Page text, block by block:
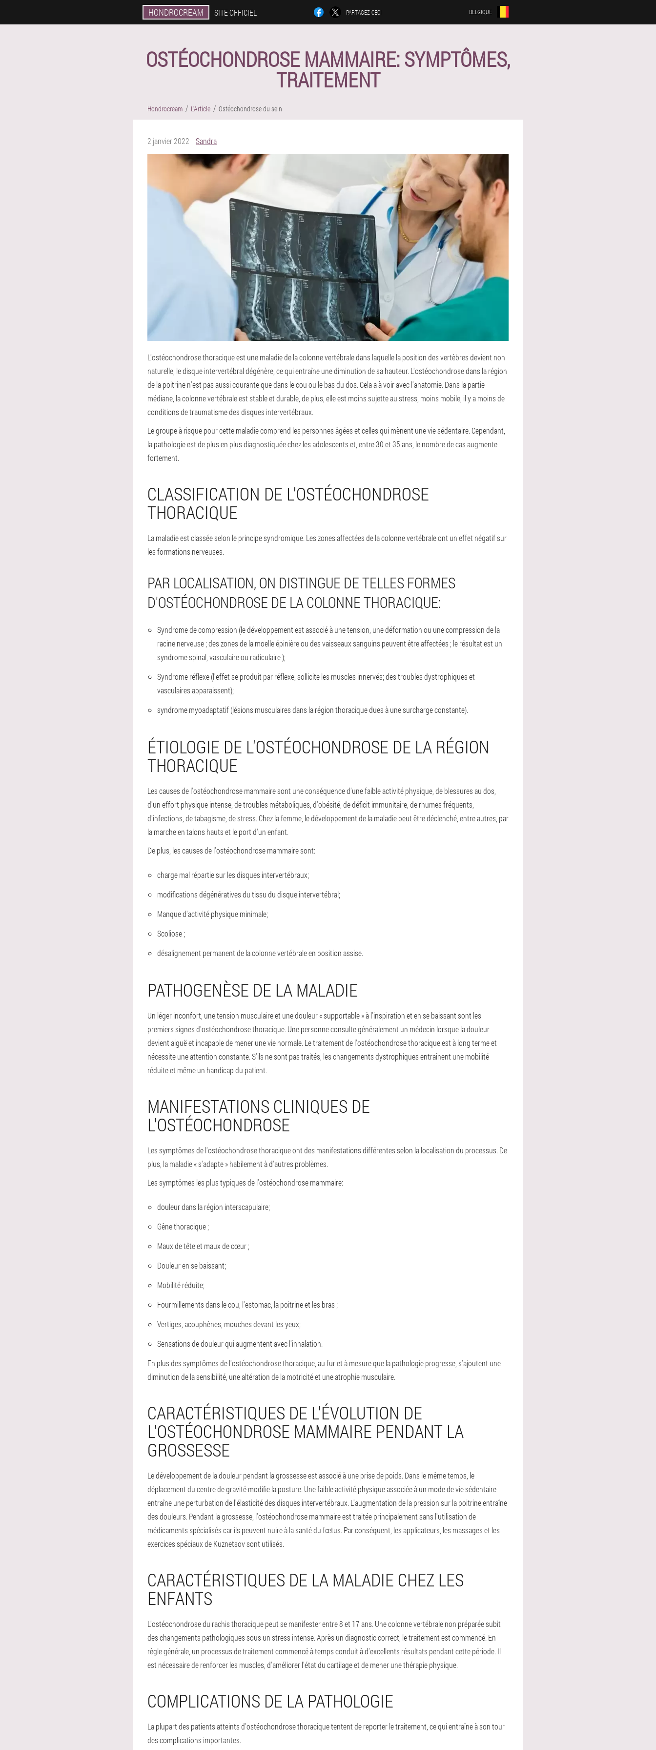
HONDROCREAM SITE OFFICIEL PARTAGEZ CECI BELGIQUE
OSTÉOCHONDROSE MAMMAIRE: SYMPTÔMES,
TRAITEMENT
Hondrocream L'Article Ostéochondrose du sein
2 janvier 2022 Sandra
L'ostéochondrose thoracique est une maladie de la colonne vertébrale dans laquelle la position des vertèbres devient non
naturelle, le disque intervertébral dégénère, ce qui entraîne une diminution de sa hauteur. L'ostéochondrose dans la région
de la poitrine n'est pas aussi courante que dans le cou ou le bas du dos. Cela a à voir avec l'anatomie. Dans la partie
médiane, la colonne vertébrale est stable et durable, de plus, elle est moins sujette au stress, moins mobile, il y a moins de
conditions de traumatisme des disques intervertébraux.
Le groupe à risque pour cette maladie comprend les personnes âgées et celles qui mènent une vie sédentaire. Cependant,
la pathologie est de plus en plus diagnostiquée chez les adolescents et, entre 30 et 35 ans, le nombre de cas augmente
fortement.
CLASSIFICATION DE L'OSTÉOCHONDROSE
THORACIQUE
La maladie est classée selon le principe syndromique. Les zones affectées de la colonne vertébrale ont un effet négatif sur
les formations nerveuses.
PAR LOCALISATION, ON DISTINGUE DE TELLES FORMES
D'OSTÉOCHONDROSE DE LA COLONNE THORACIQUE:
Syndrome de compression (le développement est associé à une tension, une déformation ou une compression de la
racine nerveuse ; des zones de la moelle épinière ou des vaisseaux sanguins peuvent être affectées ; le résultat est un
syndrome spinal, vasculaire ou radiculaire );
Syndrome réflexe (l'effet se produit par réflexe, sollicite les muscles innervés; des troubles dystrophiques et
vasculaires apparaissent);
syndrome myoadaptatif (lésions musculaires dans la région thoracique dues à une surcharge constante).
ÉTIOLOGIE DE L'OSTÉOCHONDROSE DE LA RÉGION
THORACIQUE
Les causes de l'ostéochondrose mammaire sont une conséquence d'une faible activité physique, de blessures au dos,
d'un effort physique intense, de troubles métaboliques, d'obésité, de déficit immunitaire, de rhumes fréquents,
d'infections, de tabagisme, de stress. Chez la femme, le développement de la maladie peut être déclenché, entre autres, par
la marche en talons hauts et le port d'un enfant.
De plus, les causes de l'ostéochondrose mammaire sont:
charge mal répartie sur les disques intervertébraux;
modifications dégénératives du tissu du disque intervertébral;
Manque d'activité physique minimale;
Scoliose ;
désalignement permanent de la colonne vertébrale en position assise.
PATHOGENÈSE DE LA MALADIE
Un léger inconfort, une tension musculaire et une douleur « supportable » à l'inspiration et en se baissant sont les
premiers signes d'ostéochondrose thoracique. Une personne consulte généralement un médecin lorsque la douleur
devient aiguë et incapable de mener une vie normale. Le traitement de l'ostéochondrose thoracique est à long terme et
nécessite une attention constante. S'ils ne sont pas traités, les changements dystrophiques entraînent une mobilité
réduite et même un handicap du patient.
MANIFESTATIONS CLINIQUES DE
L'OSTÉOCHONDROSE
Les symptômes de l'ostéochondrose thoracique ont des manifestations différentes selon la localisation du processus. De
plus, la maladie « s'adapte » habilement à d'autres problèmes.
Les symptômes les plus typiques de l'ostéochondrose mammaire:
douleur dans la région interscapulaire;
Gêne thoracique ;
Maux de tête et maux de cœur ;
Douleur en se baissant;
Mobilité réduite;
Fourmillements dans le cou, l'estomac, la poitrine et les bras ;
Vertiges, acouphènes, mouches devant les yeux;
Sensations de douleur qui augmentent avec l'inhalation.
En plus des symptômes de l'ostéochondrose thoracique, au fur et à mesure que la pathologie progresse, s'ajoutent une
diminution de la sensibilité, une altération de la motricité et une atrophie musculaire.
CARACTÉRISTIQUES DE L'ÉVOLUTION DE
L'OSTÉOCHONDROSE MAMMAIRE PENDANT LA
GROSSESSE
Le développement de la douleur pendant la grossesse est associé à une prise de poids. Dans le même temps, le
déplacement du centre de gravité modifie la posture. Une faible activité physique associée à un mode de vie sédentaire
entraîne une perturbation de l'élasticité des disques intervertébraux. L'augmentation de la pression sur la poitrine entraîne
des douleurs. Pendant la grossesse, l'ostéochondrose mammaire est traitée principalement sans l'utilisation de
médicaments spécialisés car ils peuvent nuire à la santé du fœtus. Par conséquent, les applicateurs, les massages et les
exercices spéciaux de Kuznetsov sont utilisés.
CARACTÉRISTIQUES DE LA MALADIE CHEZ LES
ENFANTS
L'ostéochondrose du rachis thoracique peut se manifester entre 8 et 17 ans. Une colonne vertébrale non préparée subit
des changements pathologiques sous un stress intense. Après un diagnostic correct, le traitement est commencé. En
règle générale, un processus de traitement commencé à temps conduit à d'excellents résultats pendant cette période. Il
est nécessaire de renforcer les muscles, d'améliorer l'état du cartilage et de mener une thérapie physique.
COMPLICATIONS DE LA PATHOLOGIE
La plupart des patients atteints d'ostéochondrose thoracique tentent de reporter le traitement, ce qui entraîne à son tour
des complications importantes.